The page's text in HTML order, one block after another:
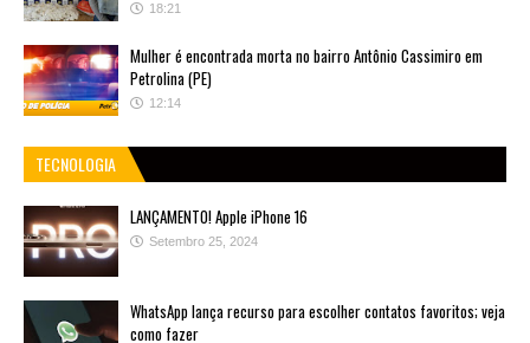
18:21
Mulher é encontrada morta no bairro Antônio Cassimiro em
Petrolina (PE)
12:14
TECNOLOGIA
LANÇAMENTO! Apple iPhone 16
Setembro 25, 2024
WhatsApp lança recurso para escolher contatos favoritos; veja
como fazer